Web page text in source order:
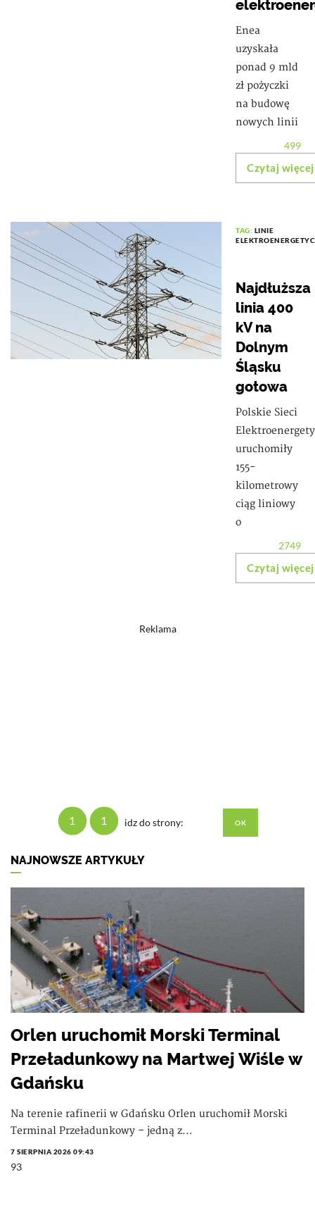
Enea
uzyskała
ponad 9 mld
zł pożyczki
na budowę
nowych linii
499
Czytaj więcej
TAG: LINIE
Najdłuższa
linia 400
kV na
Dolnym
Śląsku
gotowa
Polskie Sieci
uruchomiły
155-
kilometrowy
ciąg liniowy
o
2749
Czytaj więcej
Reklama
1 1 idz do strony:
NAJNOWSZE ARTYKUŁY
Orlen uruchomił Morski Terminal
Przeładunkowy na Martwej Wiśle w
Gdańsku
Na terenie rafinerii w Gdańsku Orlen uruchomił Morski
Terminal Przeładunkowy – jedną z...
7 SIERPNIA 2026 09:43
93